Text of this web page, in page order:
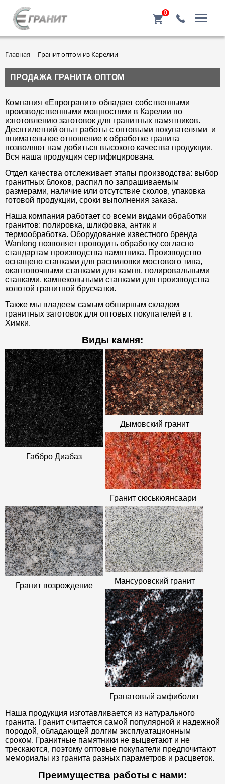
0
Главная Гранит оптом из Карелии
ПРОДАЖА ГРАНИТА ОПТОМ
Компания «Еврогранит» обладает собственными
производственными мощностями в Карелии по
изготовлению заготовок для гранитных памятников.
Десятилетний опыт работы с оптовыми покупателями и
внимательное отношение к обработке гранита
позволяют нам добиться высокого качества продукции.
Вся наша продукция сертифицирована.
Отдел качества отслеживает этапы производства: выбор
гранитных блоков, распил по запрашиваемым
размерами, наличие или отсутствие сколов, упаковка
готовой продукции, сроки выполнения заказа.
Наша компания работает со всеми видами обработки
гранитов: полировка, шлифовка, антик и
термообработка. Оборудование известного бренда
Wanlong позволяет проводить обработку согласно
стандартам производства памятника. Производство
оснащено станками для распиловки мостового типа,
окантовочными станками для камня, полировальными
станками, камнекольными станками для производства
колотой гранитной брусчатки.
Также мы владеем самым обширным складом
гранитных заготовок для оптовых покупателей в г.
Химки.
Виды камня:
Габбро Диабаз
Дымовский гранит
Гранит сюськюянсаари
Гранит возрождение
Мансуровский гранит
Гранатовый амфиболит
Наша продукция изготавливается из натурального
гранита. Гранит считается самой популярной и надежной
породой, обладающей долгим эксплуатационным
сроком. Гранитные памятники не выцветают и не
трескаются, поэтому оптовые покупатели предпочитают
мемориалы из гранита разных параметров и расцветок.
Преимущества работы с нами: